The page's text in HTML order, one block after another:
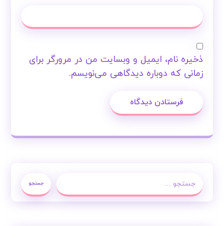
ذخیره نام، ایمیل و وبسایت من در مرورگر برای
زمانی که دوباره دیدگاهی می‌نویسم.
فرستادن دیدگاه
جستجو